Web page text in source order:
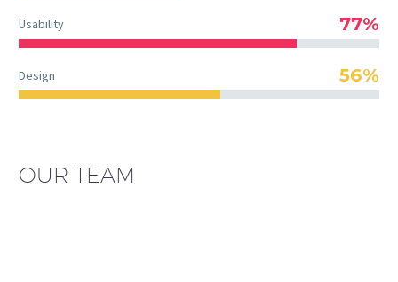
Usability 77%
Design 56%
OUR TEAM